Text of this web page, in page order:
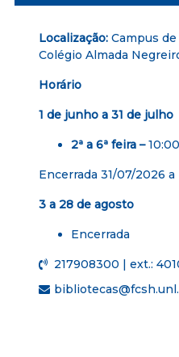
Localização: Campus
Colégio Almada
Horário
1 de junho a 31 de julho
2ª a 6ª feira –
Encerrada 31/07/2026
3 a 28 de agosto
Encerrada
217908300 | ext.: